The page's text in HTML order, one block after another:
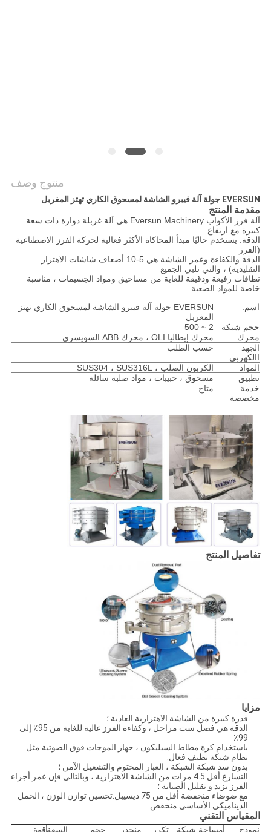
منتوج وصف
EVERSUN جولة آلة فيبرو الشاشة لمسحوق الكاري تهتز المغربل
مقدمة المنتج
آلة فرز الأكواب Eversun Machinery هي آلة غربلة دوارة ذات سعة
كبيرة مع ارتفاع
الدقة: يستخدم حاليًا مبدأ المحاكاة الأكثر فعالية لحركة الفرز الاصطناعية
(الفرز
الدقة والكفاءة وعمر الشاشة هي 5-10 أضعاف شاشات الاهتزاز
التقليدية) ، والتي تلبي الجميع
نطاقات رفيعة ودقيقة للغاية من مساحيق ومواد الجسيمات ، مناسبة
خاصة للمواد الصعبة.
اسم:
EVERSUN جولة آلة فيبرو الشاشة لمسحوق الكاري تهتز
المغربل
حجم شبكة
2 ~ 500
محرك
محرك إيطاليا OLI ، محرك ABB السويسري
الجهد
االكهربى
حسب الطلب
المواد
الكربون الصلب ، SUS304 ، SUS316L
تطبيق
مسحوق ، حبيبات ، مواد صلبة سائلة
خدمة
مخصصة
متاح
تفاصيل المنتج
مزايا
قدرة كبيرة من الشاشة الاهتزازية العادية ؛
الدقة هي فصل ست مراحل ، وكفاءة الفرز عالية للغاية من 95٪ إلى
99٪
باستخدام كرة مطاط السيليكون ، جهاز الموجات فوق الصوتية مثل
نظام شبكة نظيف فعال.
بدون سد شبكة الشبكة ، الغبار المختوم والتشغيل الآمن ؛
التسارع أقل 4.5 مرات من الشاشة الاهتزازية ، وبالتالي فإن عمر أجزاء
الفرز يزيد و تقليل الصيانة ؛
مع ضوضاء منخفضة أقل من 75 ديسيبل.تحسين توازن الوزن ، الحمل
الديناميكي الأساسي منخفض.
المقياس التقني
نموذج مساحة شبكة تكرر منحدر حجم السعةقوة